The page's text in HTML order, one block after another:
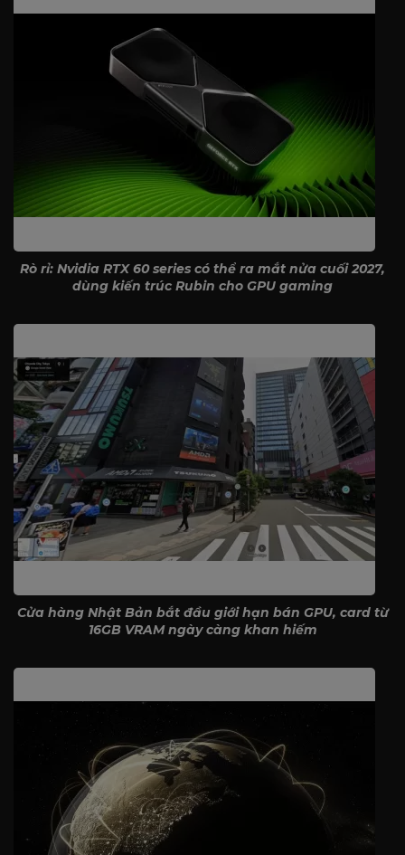
Rò rỉ: Nvidia RTX 60 series có thể ra mắt nửa cuối 2027,
dùng kiến trúc Rubin cho GPU gaming
Cửa hàng Nhật Bản bắt đầu giới hạn bán GPU, card từ
16GB VRAM ngày càng khan hiếm